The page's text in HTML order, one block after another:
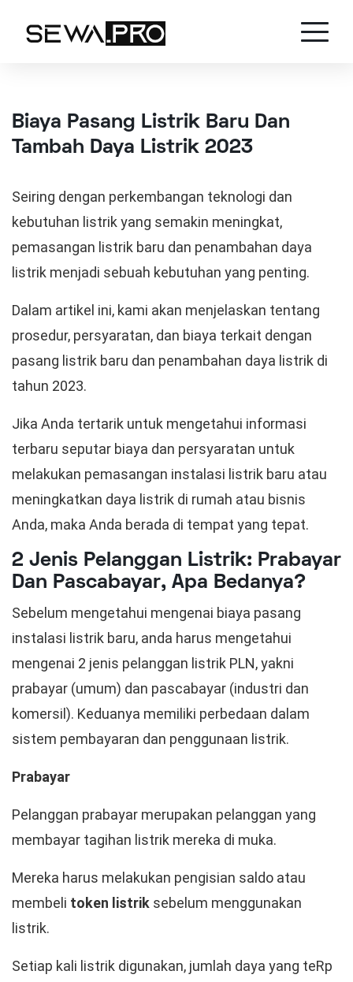
Biaya Pasang Listrik Baru Dan
Tambah Daya Listrik 2023
Seiring dengan perkembangan teknologi dan
kebutuhan listrik yang semakin meningkat,
pemasangan listrik baru dan penambahan daya
listrik menjadi sebuah kebutuhan yang penting.
Dalam artikel ini, kami akan menjelaskan tentang
prosedur, persyaratan, dan biaya terkait dengan
pasang listrik baru dan penambahan daya listrik di
tahun 2023.
Jika Anda tertarik untuk mengetahui informasi
terbaru seputar biaya dan persyaratan untuk
melakukan pemasangan instalasi listrik baru atau
meningkatkan daya listrik di rumah atau bisnis
Anda, maka Anda berada di tempat yang tepat.
2 Jenis Pelanggan Listrik: Prabayar
Dan Pascabayar, Apa Bedanya?
Sebelum mengetahui mengenai biaya pasang
instalasi listrik baru, anda harus mengetahui
mengenai 2 jenis pelanggan listrik PLN, yakni
prabayar (umum) dan pascabayar (industri dan
komersil). Keduanya memiliki perbedaan dalam
sistem pembayaran dan penggunaan listrik.
Prabayar
Pelanggan prabayar merupakan pelanggan yang
membayar tagihan listrik mereka di muka.
Mereka harus melakukan pengisian saldo atau
membeli token listrik sebelum menggunakan
listrik.
Setiap kali listrik digunakan, jumlah daya yang teRp